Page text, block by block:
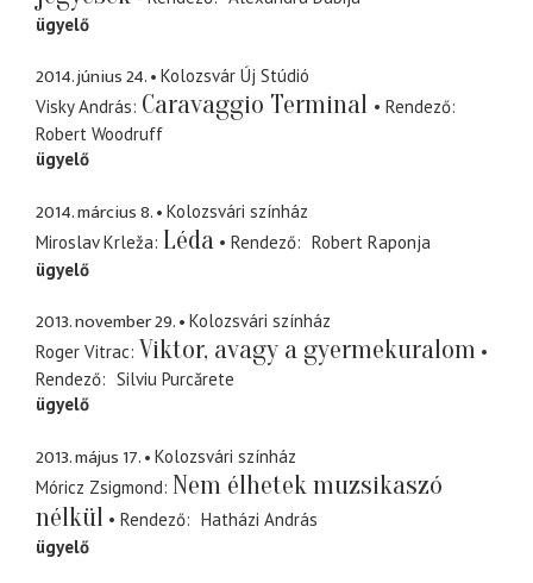
ügyelő
2014. június 24.
Kolozsvár Új Stúdió
Visky András Caravaggio Terminal
Rendező
Robert Woodruff
ügyelő
2014. március 8.
Kolozsvári színház
Miroslav Krleža Léda Rendező
Robert Raponja
ügyelő
2013. november 29.
Kolozsvári színház
Roger Vitrac Viktor, avagy a gyermekuralom
Rendező
Silviu Purcărete
ügyelő
2013. május 17.
Kolozsvári színház
Móricz Zsigmond Nem élhetek muzsikaszó
nélkül
Rendező
Hatházi András
ügyelő